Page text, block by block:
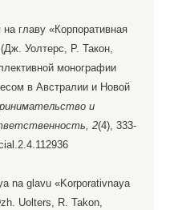
главу «Корпоративная
Уолтерс, Р. Такон,
монографии
в Австралии и Новой
и
2(4), 333-
na glavu «Korporativnaya
Uolters, R. Takon,